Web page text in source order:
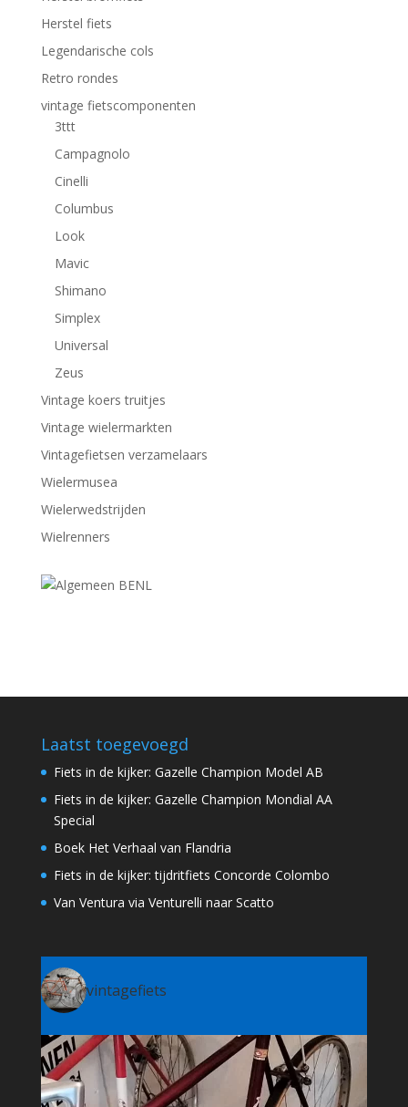
Herstel fiets
Legendarische cols
Retro rondes
vintage fietscomponenten
3ttt
Campagnolo
Cinelli
Columbus
Look
Mavic
Shimano
Simplex
Universal
Zeus
Vintage koers truitjes
Vintage wielermarkten
Vintagefietsen verzamelaars
Wielermusea
Wielerwedstrijden
Wielrenners
Laatst toegevoegd
Fiets in de kijker: Gazelle Champion Model AB
Fiets in de kijker: Gazelle Champion Mondial AA
Special
Boek Het Verhaal van Flandria
Fiets in de kijker: tijdritfiets Concorde Colombo
Van Ventura via Venturelli naar Scatto
vintagefiets